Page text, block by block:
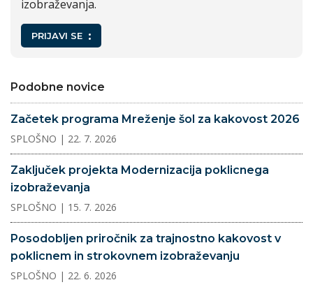
izobraževanja.
PRIJAVI SE
Podobne novice
Začetek programa Mreženje šol za kakovost 2026
SPLOŠNO | 22. 7. 2026
Zaključek projekta Modernizacija poklicnega
izobraževanja
SPLOŠNO | 15. 7. 2026
Posodobljen priročnik za trajnostno kakovost v
poklicnem in strokovnem izobraževanju
SPLOŠNO | 22. 6. 2026